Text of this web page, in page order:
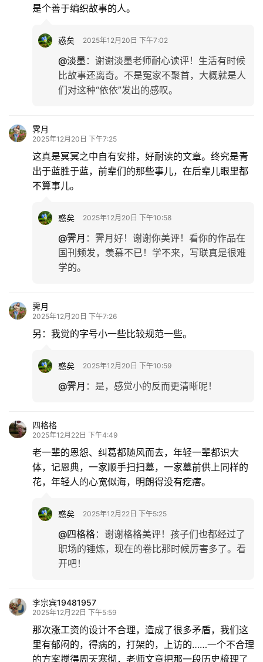
是个善于编织故事的人。
惑矣 2025年12月20日 下午7:02
@淡墨 ： 谢谢淡墨老师耐心读评！生活有时候
比故事还离奇。不是冤家不聚首，大概就是人
们对这种“依依”发出的感叹。
霁月
2025年12月20日 下午7:25
这真是冥冥之中自有安排，好耐读的文章。终究是青
出于蓝胜于蓝，前辈们的那些事儿，在后辈儿眼里都
不算事儿。
惑矣 2025年12月20日 下午10:58
@霁月 ： 霁月好！谢谢你美评！看你的作品在
国刊频发，羡慕不已！学不来，写联真是很难
学的。
霁月
2025年12月20日 下午7:26
另：我觉的字号小一些比较规范一些。
惑矣 2025年12月20日 下午10:59
@霁月 ： 是，感觉小的反而更清晰呢！
四格格
2025年12月22日 下午4:49
老一辈的恩怨、纠葛都随风而去，年轻一辈都识大
体，记恩典，一家顺手扫扫墓，一家墓前供上同样的
花，年轻人的心宽似海，明朗得没有疙瘩。
惑矣 2025年12月22日 下午5:25
@四格格： 谢谢格格美评！孩子们也都经过了
职场的锤炼，现在的卷比那时候厉害多了。看
开吧！
李宗宾19481957
2025年12月22日 下午5:59
那次涨工资的设计不合理，造成了很多矛盾，我们这
里有郁闷的，得病的，打架的，上访的……一个不合理
的方案搅得周天寒彻，老师文章把那一段历史梳理了